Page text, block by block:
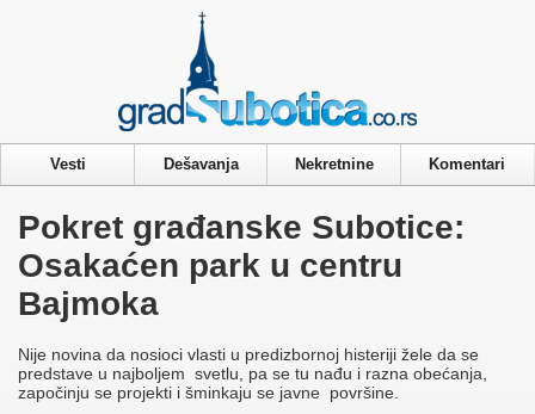
Vesti Dešavanja Nekretnine Komentari
Pokret građanske Subotice:
Osakaćen park u centru
Bajmoka
Nije novina da nosioci vlasti u predizbornoj histeriji žele da se
predstave u najboljem svetlu, pa se tu nađu i razna obećanja,
započinju se projekti i šminkaju se javne površine.
Privacy & Cookies Policy